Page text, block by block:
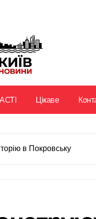
Цікаве
в Покровську